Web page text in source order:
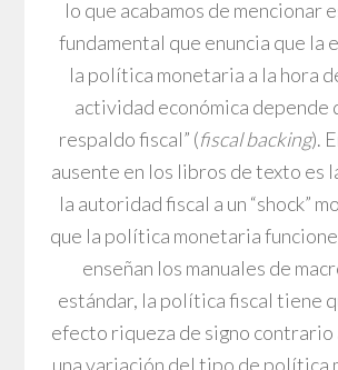
lo que acabamos de mencionar
fundamental que enuncia que la
la política monetaria a la hora
actividad económica depende
respaldo fiscal” (fiscal backing).
ausente en los libros de texto es
la autoridad fiscal a un “shock”
que la política monetaria
enseñan los manuales de
estándar, la política fiscal tiene
efecto riqueza de signo contrario
una variación del tipo de política